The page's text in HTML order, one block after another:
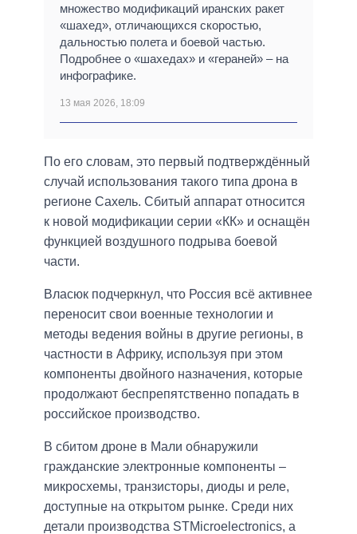
множество модификаций иранских ракет
«шахед», отличающихся скоростью,
дальностью полета и боевой частью.
Подробнее о «шахедах» и «гераней» – на
инфографике.
13 мая 2026, 18:09
По его словам, это первый подтверждённый
случай использования такого типа дрона в
регионе Сахель. Сбитый аппарат относится
к новой модификации серии «КК» и оснащён
функцией воздушного подрыва боевой
части.
Власюк подчеркнул, что Россия всё активнее
переносит свои военные технологии и
методы ведения войны в другие регионы, в
частности в Африку, используя при этом
компоненты двойного назначения, которые
продолжают беспрепятственно попадать в
российское производство.
В сбитом дроне в Мали обнаружили
гражданские электронные компоненты –
микросхемы, транзисторы, диоды и реле,
доступные на открытом рынке. Среди них
детали производства STMicroelectronics, а